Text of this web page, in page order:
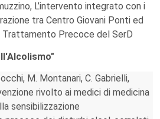
L’intervento integrato con i
tra Centro Giovani Ponti ed
Trattamento Precoce del SerD
M. Montanari, C. Gabrielli,
rivolto ai medici di medicina
sensibilizzazione